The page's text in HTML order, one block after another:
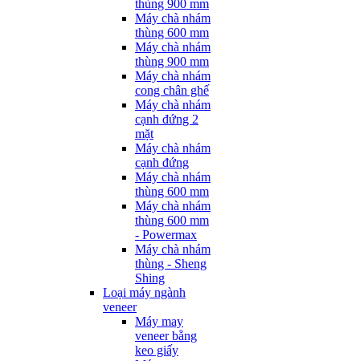
thùng 900 mm
Máy chà nhám
thùng 600 mm
Máy chà nhám
thùng 900 mm
Máy chà nhám
cong chân ghế
Máy chà nhám
cạnh đứng 2
mặt
Máy chà nhám
cạnh đứng
Máy chà nhám
thùng 600 mm
Máy chà nhám
thùng 600 mm
- Powermax
Máy chà nhám
thùng - Sheng
Shing
Loại máy ngành
veneer
Máy may
veneer bằng
keo giấy